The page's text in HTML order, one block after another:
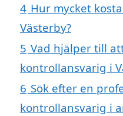
4 Hur mycket
Västerby?
5 Vad hjälper till
kontrollansvarig i
6 Sök efter en
kontrollansvarig i